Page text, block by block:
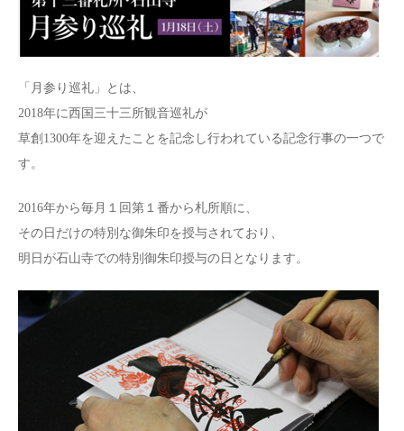
「月参り巡礼」とは、
2018年に西国三十三所観音巡礼が
草創1300年を迎えたことを記念し行われている記念行事の一つで
す。
2016年から毎月１回第１番から札所順に、
その日だけの特別な御朱印を授与されており、
明日が石山寺での特別御朱印授与の日となります。